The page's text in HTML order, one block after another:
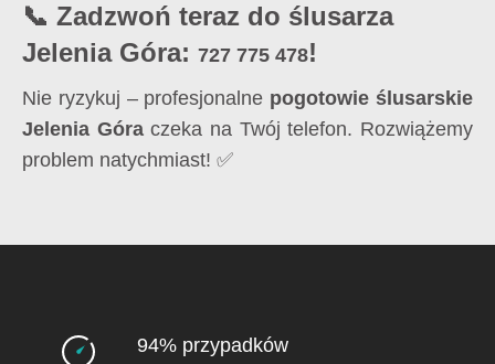
📞 Zadzwoń teraz do ślusarza
Jelenia Góra: 727 775 478!
Nie ryzykuj – profesjonalne pogotowie ślusarskie
Jelenia Góraczeka na Twój telefon. Rozwiążemy
problem natychmiast! ✅
94% przypadków